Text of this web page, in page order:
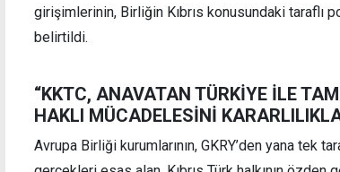
girişimlerinin, Birliğin Kıbrıs konusundaki
belirtildi.
“KKTC, ANAVATAN TÜRKİYE İLE
HAKLI MÜCADELESİNİ
Avrupa Birliği kurumlarının, GKRY’den yana tek